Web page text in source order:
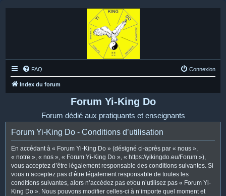
FAQ Connexion
Index du forum
Forum Yi-King Do
Forum dédié aux pratiquants et enseignants
Forum Yi-King Do - Conditions d’utilisation
En accédant à « Forum Yi-King Do » (désigné ci-après par « nous »,
« notre », « nos », « Forum Yi-King Do », « https://yikingdo.eu/Forum »),
vous acceptez d’être légalement responsable des conditions suivantes. Si
vous n’acceptez pas d’être légalement responsable de toutes les
conditions suivantes, alors n’accédez pas et/ou n’utilisez pas « Forum Yi-
King Do ». Nous pouvons modifier celles-ci à n’importe quel moment et